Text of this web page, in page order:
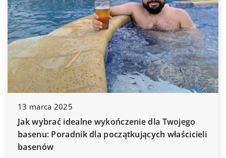
13 marca 2025
Jak wybrać idealne wykończenie dla Twojego
basenu: Poradnik dla początkujących właścicieli
basenów